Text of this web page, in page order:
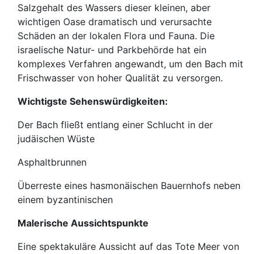
Salzgehalt des Wassers dieser kleinen, aber
wichtigen Oase dramatisch und verursachte
Schäden an der lokalen Flora und Fauna. Die
israelische Natur- und Parkbehörde hat ein
komplexes Verfahren angewandt, um den Bach mit
Frischwasser von hoher Qualität zu versorgen.
Wichtigste Sehenswürdigkeiten:
Der Bach fließt entlang einer Schlucht in der
judäischen Wüste
Asphaltbrunnen
Überreste eines hasmonäischen Bauernhofs neben
einem byzantinischen
Malerische Aussichtspunkte
Eine spektakuläre Aussicht auf das Tote Meer von